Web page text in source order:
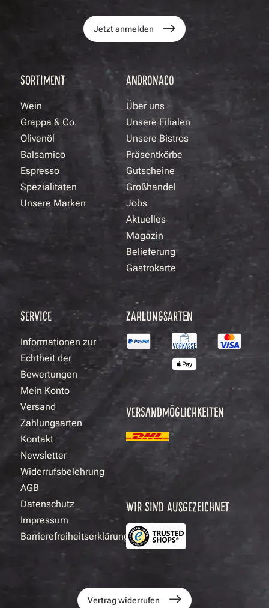
Jetzt anmelden
SORTIMENT
Wein
Grappa & Co.
Olivenöl
Balsamico
Espresso
Spezialitäten
Unsere Marken
ANDRONACO
Über uns
Unsere Filialen
Unsere Bistros
Präsentkörbe
Gutscheine
Großhandel
Jobs
Aktuelles
Magazin
Belieferung
Gastrokarte
SERVICE
Informationen zur
Echtheit der
Bewertungen
Mein Konto
Versand
Zahlungsarten
Kontakt
Newsletter
Widerrufsbelehrung
AGB
Datenschutz
Impressum
Barrierefreiheitserklärung
ZAHLUNGSARTEN
VERSANDMÖGLICHKEITEN
WIR SIND AUSGEZEICHNET
Vertrag widerrufen